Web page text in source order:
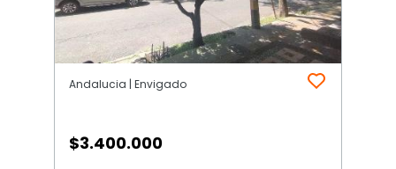
Andalucia | Envigado
$3.400.000